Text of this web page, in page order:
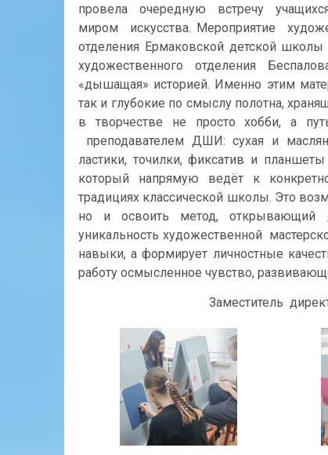
провела очередную встречу
миром искусства. Мероприятие
отделения Ермаковской детской
художественного отделения
«дышащая» историей. Именно этим
так и глубокие по смыслу полотна,
в творчестве не просто хобби, а
преподавателем ДШИ: сухая и
ластики, точилки, фиксатив и
который напрямую ведёт к
традициях классической школы. Это
но и освоить метод, открывающий
уникальность художественной
навыки, а формирует личностные
работу осмысленное чувство,
Заместитель